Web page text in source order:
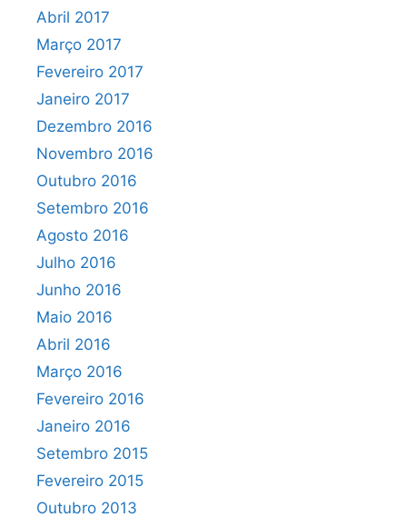
Abril 2017
Março 2017
Fevereiro 2017
Janeiro 2017
Dezembro 2016
Novembro 2016
Outubro 2016
Setembro 2016
Agosto 2016
Julho 2016
Junho 2016
Maio 2016
Abril 2016
Março 2016
Fevereiro 2016
Janeiro 2016
Setembro 2015
Fevereiro 2015
Outubro 2013